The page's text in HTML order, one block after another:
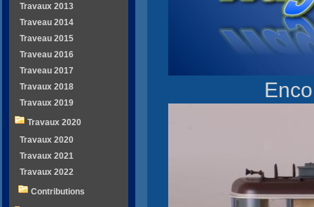
Travaux 2013
Traveau 2014
Traveau 2015
Traveau 2016
Traveau 2017
Travaux 2018
Travaux 2019
Travaux 2020
Travaux 2020
Travaux 2021
Travaux 2022
Contributions